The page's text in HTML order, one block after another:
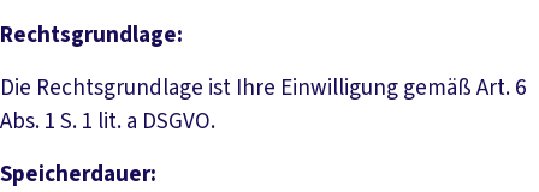
Rechtsgrundlage:
Die Rechtsgrundlage ist Ihre Einwilligung gemäß Art. 6
Abs. 1 S. 1 lit. a DSGVO.
Speicherdauer: